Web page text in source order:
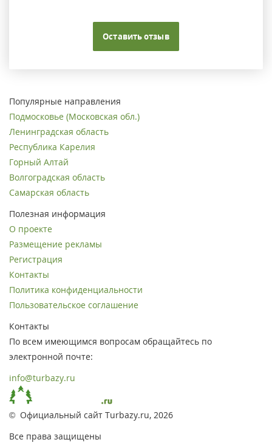
Оставить отзыв
Популярные направления
Подмосковье (Московская обл.)
Ленинградская область
Республика Карелия
Горный Алтай
Волгоградская область
Самарская область
Полезная информация
О проекте
Размещение рекламы
Регистрация
Контакты
Политика конфиденциальности
Пользовательское соглашение
Контакты
По всем имеющимся вопросам обращайтесь по
электронной почте:
info@turbazy.ru
© Официальный сайт Turbazy.ru, 2026
Все права защищены